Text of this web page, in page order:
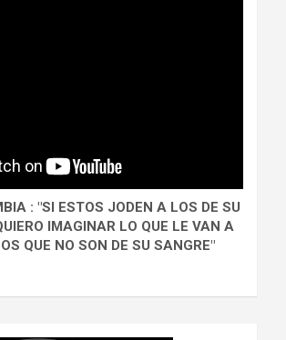
: "SI ESTOS JODEN A LOS DE SU
IMAGINAR LO QUE LE VAN A
QUE NO SON DE SU SANGRE"